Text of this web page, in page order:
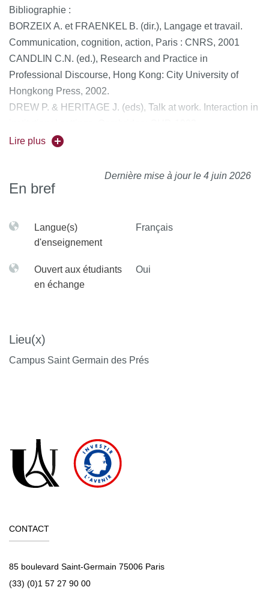
Bibliographie :
BORZEIX A. et FRAENKEL B. (dir.), Langage et travail.
Communication, cognition, action, Paris : CNRS, 2001
CANDLIN C.N. (ed.), Research and Practice in
Professional Discourse, Hong Kong: City University of
Hongkong Press, 2002.
DREW P. & HERITAGE J. (eds), Talk at work. Interaction in
FILLIETTAZ L. & BRONCKART J.-P. (éds), L’analyse des
méthodes et applications, Louvain-la-Neuve : Peeters,
2005.
interactions en site commercial ; invariants et variations,
Lyon : ENS éditions, 2009.
Lire plus
Dernière mise à jour le 4 juin 2026
En bref
Langue(s)
d'enseignement
Français
Ouvert aux étudiants
en échange
Oui
Lieu(x)
Campus Saint Germain des Prés
CONTACT
85 boulevard Saint-Germain 75006 Paris
(33) (0)1 57 27 90 00